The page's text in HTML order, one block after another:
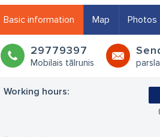
Basic information Map Photos
29779397
Mobilais tālrunis
Working hours: